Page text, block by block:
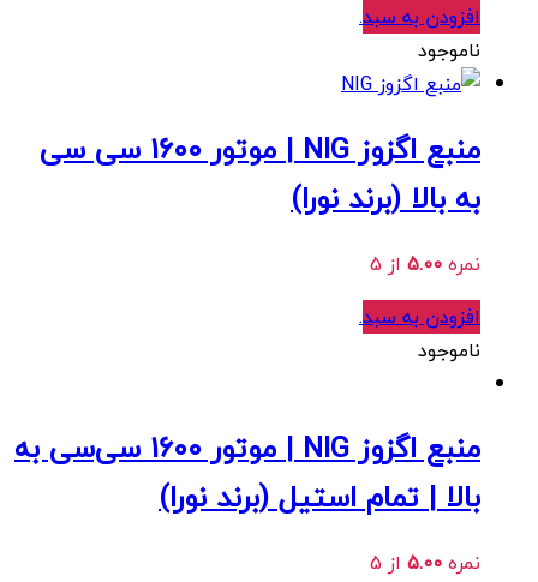
افزودن به سبد.
ناموجود
منبع اگزوز NIG | موتور 1600 سی سی
به بالا (برند نورا)
نمره5.00 از 5
افزودن به سبد.
ناموجود
منبع اگزوز NIG | موتور 1600‌ سی‌سی به
بالا | تمام استیل (برند نورا)
نمره5.00 از 5